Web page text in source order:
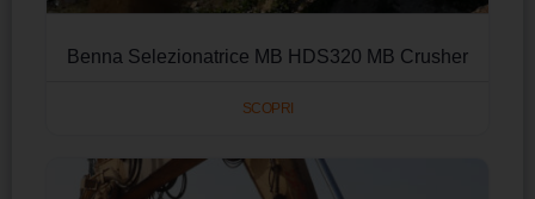
Benna Selezionatrice MB HDS320 MB Crusher
SCOPRI